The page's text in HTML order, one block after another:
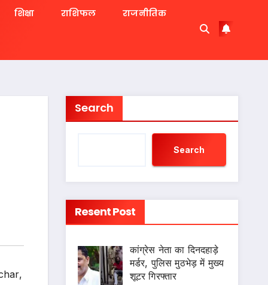
शिक्षा राशिफल राजनीतिक
,
Search
Search
Resent Post
कांग्रेस नेता का दिनदहाड़े
मर्डर, पुलिस मुठभेड़ में मुख्य
शूटर गिरफ्तार